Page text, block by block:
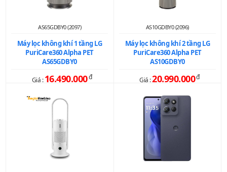
AS65GDBY0 (2097)
Máy lọc không khí 1 tầng LG
PuriCare360 Alpha PET
AS65GDBY0
Giá :16.490.000đ
AS10GDBY0 (2096)
Máy lọc không khí 2 tầng LG
PuriCare360 Alpha PET
AS10GDBY0
Giá :20.990.000đ